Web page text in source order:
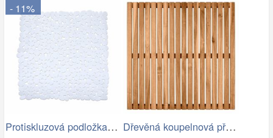
- 11%
Protiskluzová podložka do sprchy… Dřevěná koupelnová předložka, akatové…